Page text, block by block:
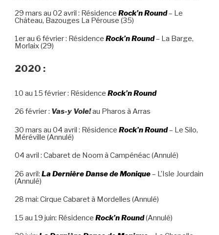
29 mars au 02 avril : Résidence Rock’n Round– Le
Château, Bazouges La Pérouse (35)
1er au 6 février : Résidence Rock’n Round– La Barge,
Morlaix (29)
2020 :
10 au 15 février : Résidence Rock’n Round
26 février : Vas-y Vole!au Pharos à Arras
30 mars au 04 avril : Résidence Rock’n Round– Le Silo,
Méréville (Annulé)
04 avril : Cabaret de Noom à Campénéac (Annulé)
26 avril: La Dernière Danse de Monique– L’Isle Jourdain
(Annulé)
28 mai: Cirque Cabaret à Mordelles (Annulé)
15 au 19 juin: Résidence Rock’n Round(Annulé)